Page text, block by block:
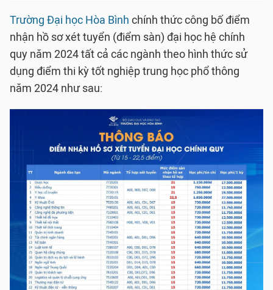
Trường Đại học Hòa Bình chính thức công bố điểm
nhận hồ sơ xét tuyển (điểm sàn) đại học hệ chính
quy năm 2024 tất cả các ngành theo hình thức sử
dụng điểm thi kỳ tốt nghiệp trung học phổ thông
năm 2024 như sau: